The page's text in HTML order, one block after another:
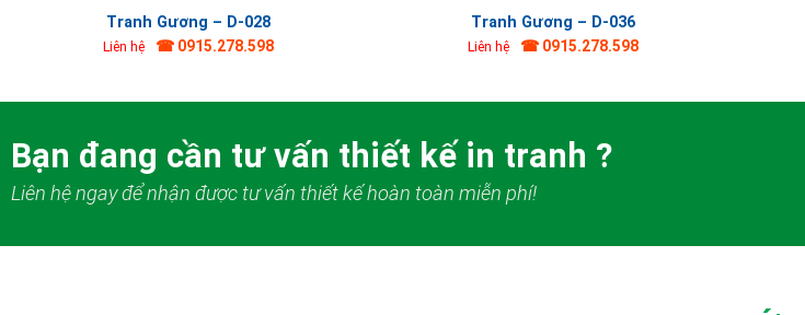
Tranh Gương – D-028
Liên hệ ☎ 0915.278.598
Tranh Gương – D-036
Liên hệ ☎ 0915.278.598
Bạn đang cần tư vấn thiết kế in tranh ?
Liên hệ ngay để nhận được tư vấn thiết kế hoàn toàn miễn phí!